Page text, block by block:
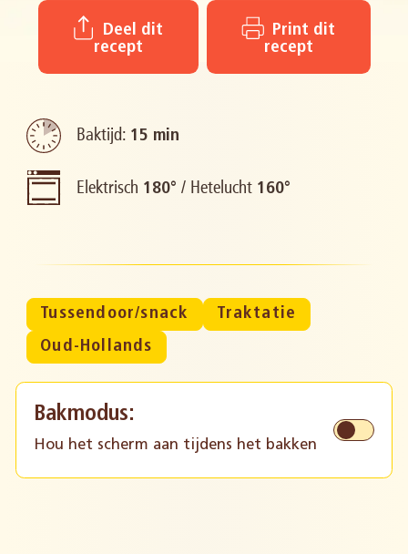
recept
recept
Baktijd: 15 min
Elektrisch 180° / Hetelucht 160°
Tussendoor/snack
Traktatie
Oud-Hollands
Bakmodus:
Hou het scherm aan tijdens het bakken